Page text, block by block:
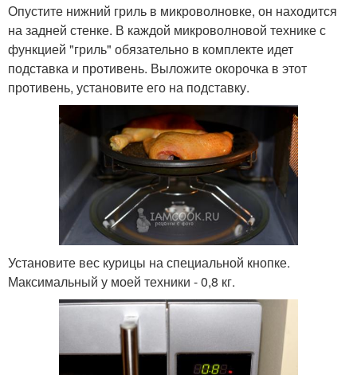
Опустите нижний гриль в микроволновке, он находится
на задней стенке. В каждой микроволновой технике с
функцией "гриль" обязательно в комплекте идет
подставка и противень. Выложите окорочка в этот
противень, установите его на подставку.
Установите вес курицы на специальной кнопке.
Максимальный у моей техники - 0,8 кг.